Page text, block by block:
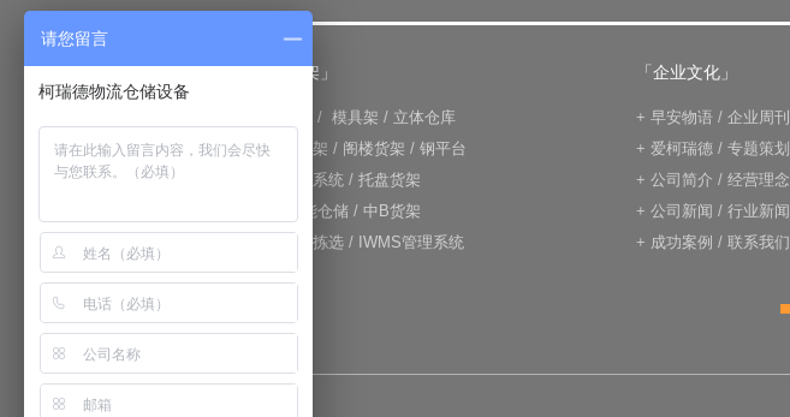
「仓储货架」
/ 模具架 / 立体仓库
+重力式货架 / 阁楼货架 / 钢平台
仓库输送系统 / 托盘货架
RFID智能仓储 / 中B货架
电子标签拣选 / IWMS管理系统
「企业文化」
+ 早安物语 / 企业周刊
+ 爱柯瑞德 / 专题策划
+ 公司简介 / 经营理念
+ 公司新闻 / 行业新闻
+ 成功案例 / 联系我们
请您留言
柯瑞德物流仓储设备